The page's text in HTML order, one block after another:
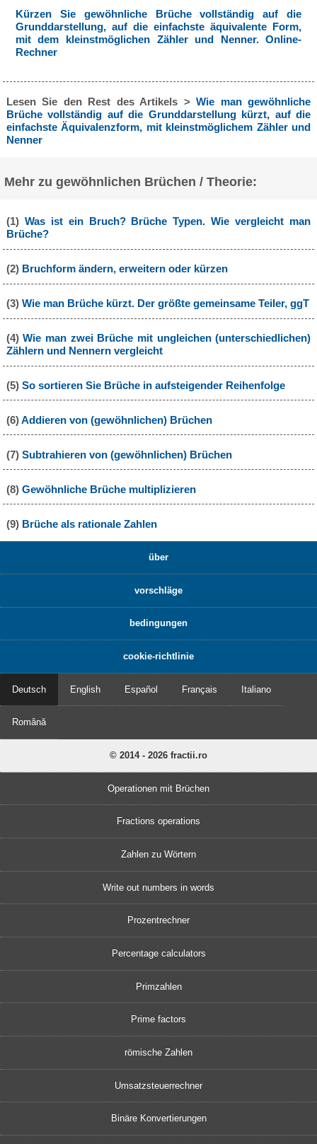
Kürzen Sie gewöhnliche Brüche vollständig auf die
Grunddarstellung, auf die einfachste äquivalente Form,
mit dem kleinstmöglichen Zähler und Nenner. Online-
Rechner
Lesen Sie den Rest des Artikels >Wie man gewöhnliche
Brüche vollständig auf die Grunddarstellung kürzt, auf die
einfachste Äquivalenzform, mit kleinstmöglichem Zähler und
Nenner
Mehr zu gewöhnlichen Brüchen / Theorie:
(1) Was ist ein Bruch? Brüche Typen. Wie vergleicht man
Brüche?
(2) Bruchform ändern, erweitern oder kürzen
(3) Wie man Brüche kürzt. Der größte gemeinsame Teiler, ggT
(4)Wie man zwei Brüche mit ungleichen (unterschiedlichen)
Zählern und Nennern vergleicht
(5) So sortieren Sie Brüche in aufsteigender Reihenfolge
(6)Addieren von (gewöhnlichen) Brüchen
(7) Subtrahieren von (gewöhnlichen) Brüchen
(8) Gewöhnliche Brüche multiplizieren
(9) Brüche als rationale Zahlen
über
vorschläge
bedingungen
cookie-richtlinie
Deutsch English Español Français Italiano
Română
© 2014 - 2026 fractii.ro
Operationen mit Brüchen
Fractions operations
Zahlen zu Wörtern
Write out numbers in words
Prozentrechner
Percentage calculators
Primzahlen
Prime factors
römische Zahlen
Umsatzsteuerrechner
Binäre Konvertierungen